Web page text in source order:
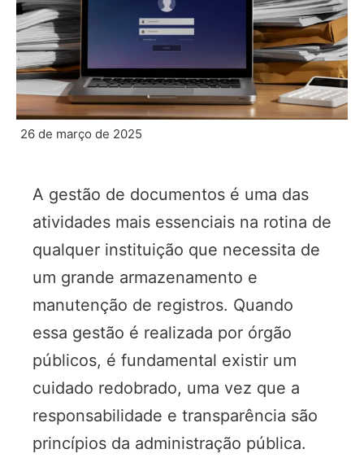
26 de março de 2025
A gestão de documentos é uma das
atividades mais essenciais na rotina de
qualquer instituição que necessita de
um grande armazenamento e
manutenção de registros. Quando
essa gestão é realizada por órgão
públicos, é fundamental existir um
cuidado redobrado, uma vez que a
responsabilidade e transparência são
princípios da administração pública.